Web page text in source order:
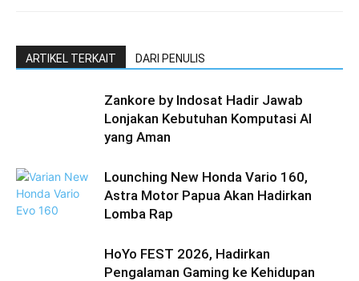
ARTIKEL TERKAIT DARI PENULIS
Zankore by Indosat Hadir Jawab
Lonjakan Kebutuhan Komputasi AI
yang Aman
Lounching New Honda Vario 160,
Astra Motor Papua Akan Hadirkan
Lomba Rap
HoYo FEST 2026, Hadirkan
Pengalaman Gaming ke Kehidupan